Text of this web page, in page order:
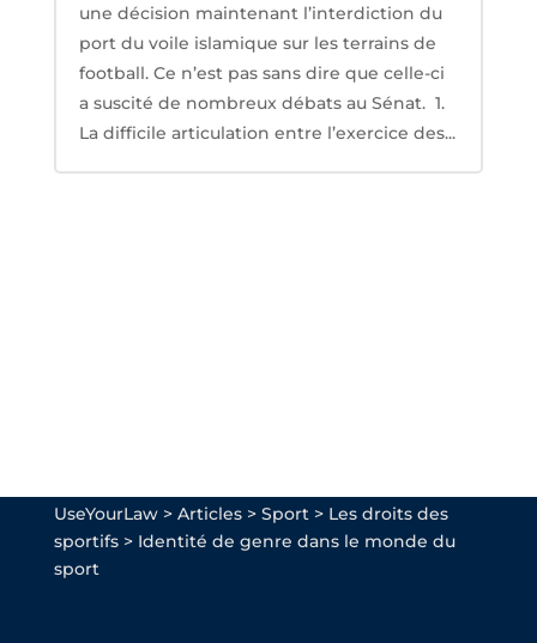
une décision maintenant l’interdiction du
port du voile islamique sur les terrains de
football. Ce n’est pas sans dire que celle-ci
a suscité de nombreux débats au Sénat. 1.
La difficile articulation entre l’exercice des...
UseYourLaw> Articles> Sport> Les droits des
sportifs> Identité de genre dans le monde du
sport